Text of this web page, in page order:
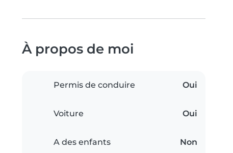
À propos de moi
Permis de conduire Oui
Voiture Oui
A des enfants Non